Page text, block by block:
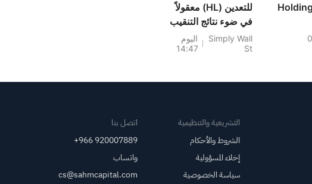
للتعدين (HL) معقولاً
في ضوء نتائج التنقيب
الجديدة.
Simply Wall
St
اليوم
14:47
التشريعية والتنظيمية
الشروط والأحكام
إخلاء المسؤولية
سياسة الخصوصية
اتصل بنا
+966 920007889
واتساب
cs@sahmcapital.com